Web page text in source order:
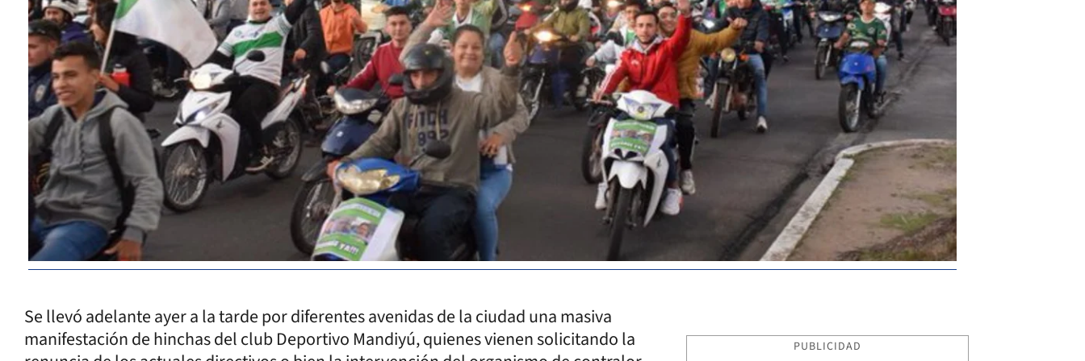
Se llevó adelante ayer a la tarde por diferentes avenidas de la ciudad una masiva
manifestación de hinchas del club Deportivo Mandiyú, quienes vienen solicitando la
PUBLICIDAD